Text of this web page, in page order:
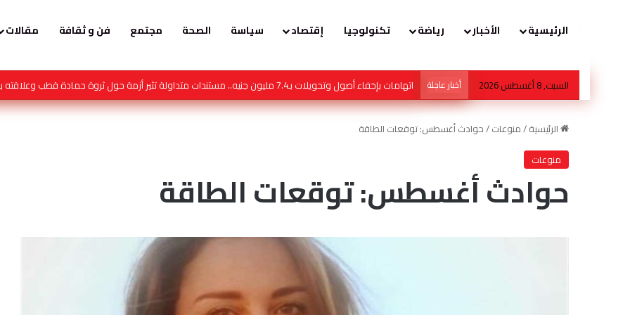
الرئيسية الأخبار رياضة تكنولوجيا إقتصاد سياسة الصحة مجتمع فن و ثقافة مقالات
السبت, 8 أغسطس 2026 أخبار عاجلة محمد صالح هشلان… عندما تصبح النصيحة محتوى
الرئيسية/منوعات/حوادث أغسطس: توقعات الطاقة
منوعات
حوادث أغسطس: توقعات الطاقة